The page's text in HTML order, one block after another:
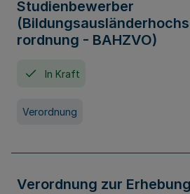
Studienbewerber
rordnung - BAHZVO)
In Kraft
Verordnung
Verordnung zur